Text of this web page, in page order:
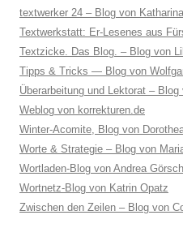
textwerker 24 – Blog von
Textwerkstatt: Er-Lesenes aus
Textzicke. Das Blog. – Blog von
Tipps & Tricks — Blog von
Überarbeitung und Lektorat –
Weblog von korrekturen.de
Winter-Acomite, Blog von
Worte & Strategie – Blog von
Wortladen-Blog von Andrea Görsch
Wortnetz-Blog von Katrin Opatz
Zwischen den Zeilen – Blog von